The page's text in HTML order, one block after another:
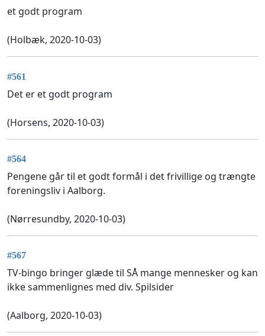
et godt program
(Holbæk, 2020-10-03)
#561
Det er et godt program
(Horsens, 2020-10-03)
#564
Pengene går til et godt formål i det frivillige og trængte
foreningsliv i Aalborg.
(Nørresundby, 2020-10-03)
#567
TV-bingo bringer glæde til SÅ mange mennesker og kan
ikke sammenlignes med div. Spilsider
(Aalborg, 2020-10-03)